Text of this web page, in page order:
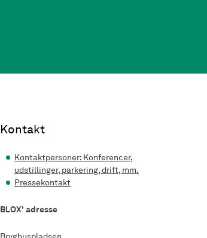
Kontakt
Kontaktpersoner: Konferencer,
udstillinger, parkering, drift, mm.
Pressekontakt
BLOX' adresse